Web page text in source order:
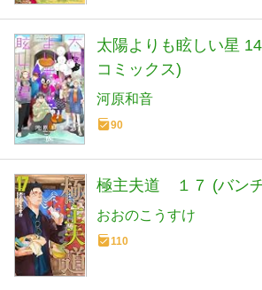
太陽よりも眩しい星
コミックス)
河原和音
90
極主夫道 １７ (バン
おおのこうすけ
110